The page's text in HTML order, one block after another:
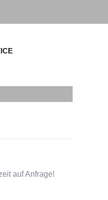
auf Anfrage!